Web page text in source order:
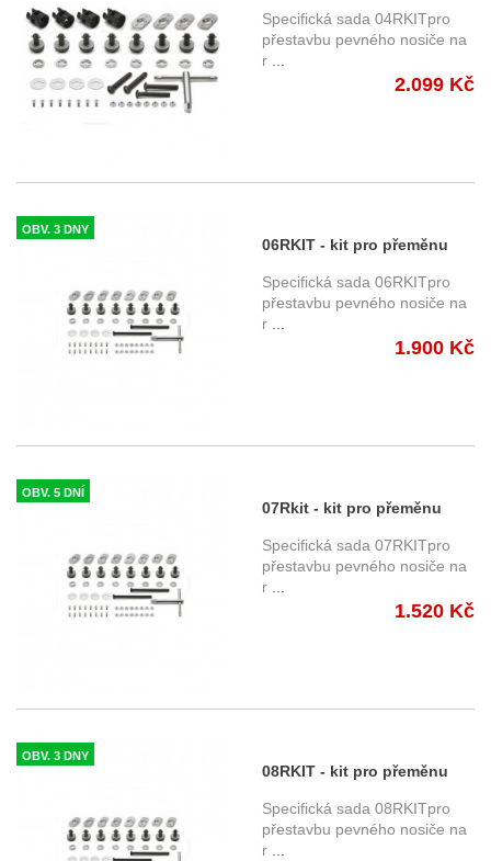
bočního nosiče Givi
PLX5138 na
demontovatelnou verzi
Specifická sada 04RKITpro
přestavbu pevného nosiče na
r
2.099 Kč
OBV. 3 DNY
06RKIT - kit pro přeměnu
bočního nosiče Givi PLX na
demontovatelnou verzi
Specifická sada 06RKITpro
přestavbu pevného nosiče na
r
1.900 Kč
OBV. 5 DNÍ
07Rkit - kit pro přeměnu
bočního nosiče Givi PLX na
demontovatelnou verzi
Specifická sada 07RKITpro
přestavbu pevného nosiče na
r
1.520 Kč
OBV. 3 DNY
08RKIT - kit pro přeměnu
bočního nosiče Givi
PLO8400MK nebo
PLO8400CAM na
Specifická sada 08RKITpro
přestavbu pevného nosiče na
r